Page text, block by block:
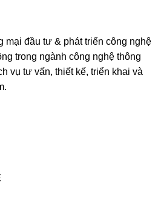
mại đầu tư & phát triển công nghệ
trong ngành công nghệ thông
vụ tư vấn, thiết kế, triển khai và